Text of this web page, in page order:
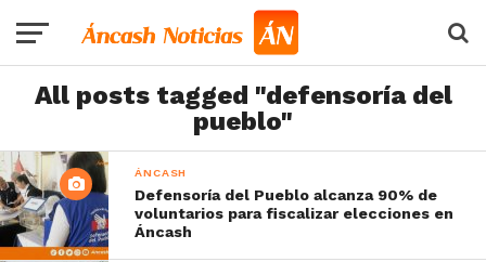
All posts tagged "defensoría del
pueblo"
ÁNCASH
Defensoría del Pueblo alcanza 90% de
voluntarios para fiscalizar elecciones en
Áncash